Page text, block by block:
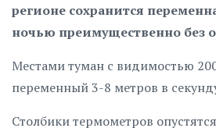
регионе сохранится
ночью преимущественно без
Местами туман с видимостью
переменный 3-8 метров в
Столбики термометров